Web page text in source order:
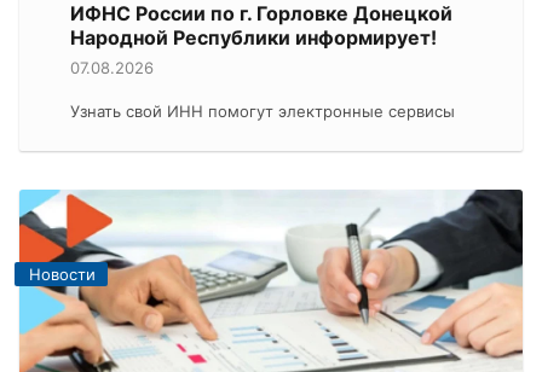
ИФНС России по г. Горловке Донецкой
Народной Республики информирует!
07.08.2026
Узнать свой ИНН помогут электронные сервисы
Новости